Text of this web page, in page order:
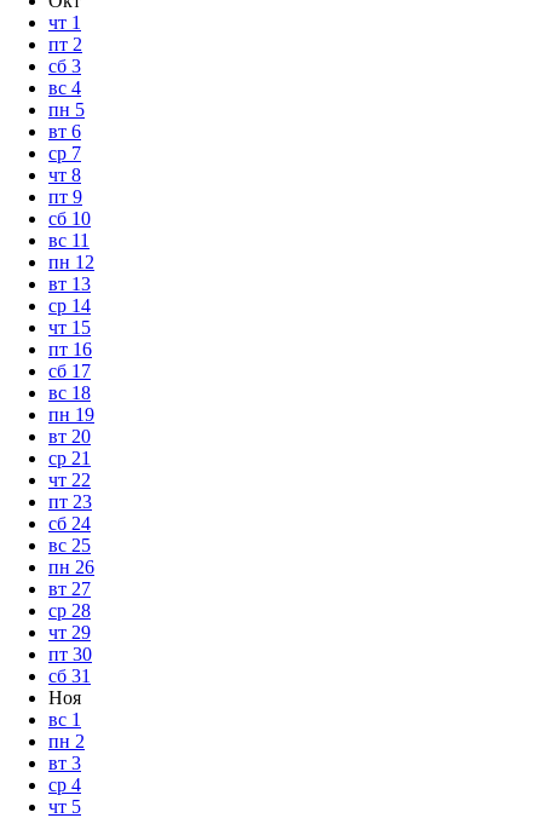
чт 1
пт 2
сб 3
вс 4
пн 5
вт 6
ср 7
чт 8
пт 9
сб 10
вс 11
пн 12
вт 13
ср 14
чт 15
пт 16
сб 17
вс 18
пн 19
вт 20
ср 21
чт 22
пт 23
сб 24
вс 25
пн 26
вт 27
ср 28
чт 29
пт 30
сб 31
Ноя
вс 1
пн 2
вт 3
ср 4
чт 5